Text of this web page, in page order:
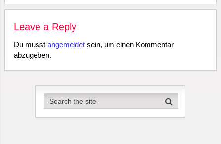
Leave a Reply
Du musst angemeldetsein, um einen Kommentar
abzugeben.